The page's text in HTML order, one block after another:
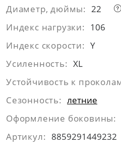
Диаметр, дюймы: 22
Индекс нагрузки:
106
Индекс скорости: Y
Усиленность: XL
Устойчивость к
Сезонность: летние
Оформление боковины:
Артикул:
8859291449232